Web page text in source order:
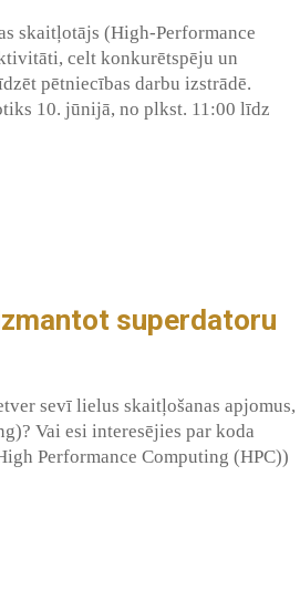
skaitļotājs (High-Performance
celt konkurētspēju un
pētniecības darbu izstrādē.
10. jūnijā, no plkst. 11:00 līdz
superdatoru
sevī lielus skaitļošanas apjomus,
Vai esi interesējies par koda
Performance Computing (HPC))